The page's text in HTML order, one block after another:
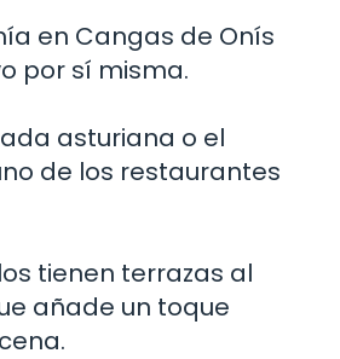
en Cangas de Onís
por sí misma.
asturiana o el
de los restaurantes
tienen terrazas al
añade un toque